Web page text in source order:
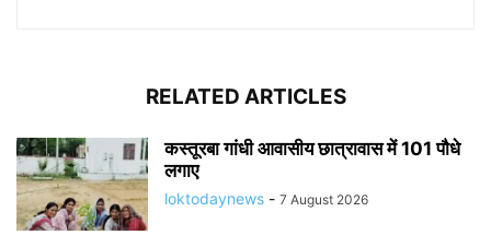
RELATED ARTICLES
कस्तूरबा गांधी आवासीय छात्रावास में 101 पौधे
लगाए
loktodaynews - 7 August 2026